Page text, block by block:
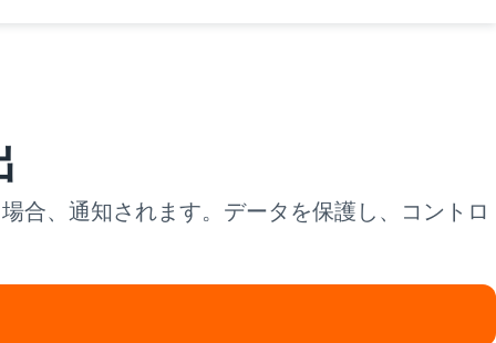
合、通知されます。データを保護し、コントロ